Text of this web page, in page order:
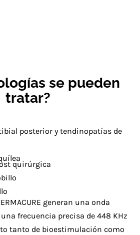
se pueden
tratar?
posterior y tendinopatías de
quirúrgica
generan una onda
frecuencia precisa de 448 KHz
tanto de bioestimulación como